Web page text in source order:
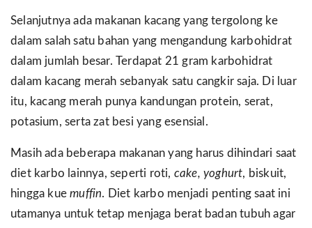
Selanjutnya ada makanan kacang yang tergolong ke
dalam salah satu bahan yang mengandung karbohidrat
dalam jumlah besar. Terdapat 21 gram karbohidrat
dalam kacang merah sebanyak satu cangkir saja. Di luar
itu, kacang merah punya kandungan protein, serat,
potasium, serta zat besi yang esensial.
Masih ada beberapa makanan yang harus dihindari saat
diet karbo lainnya, seperti roti, cake, yoghurt, biskuit,
hingga kuemuffin. Diet karbo menjadi penting saat ini
utamanya untuk tetap menjaga berat badan tubuh agar